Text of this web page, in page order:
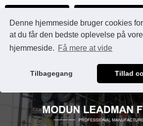
Denne hjemmeside bruger cookies
at du får den bedste oplevelse på
hjemmeside. Få mere at vide
Tilbagegang Tillad
Få et uforpligtende